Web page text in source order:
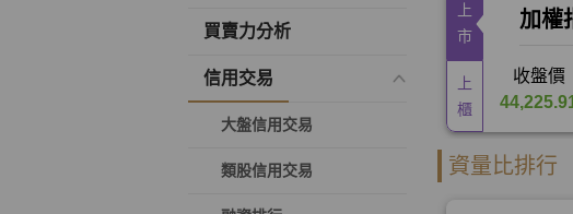
買賣力分析
信用交易
大盤信用交易
類股信用交易